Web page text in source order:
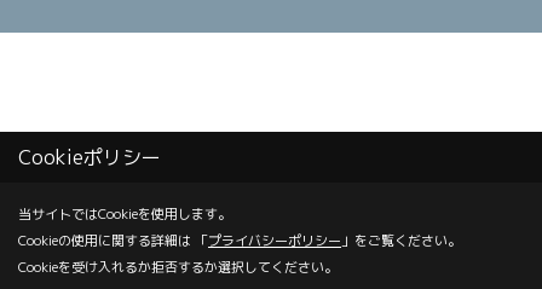
Cookieポリシー
当サイトではCookieを使用します。
Cookieの使用に関する詳細は 「プライバシーポリシー 」をご覧ください。
Cookieを受け入れるか拒否するか選択してください。